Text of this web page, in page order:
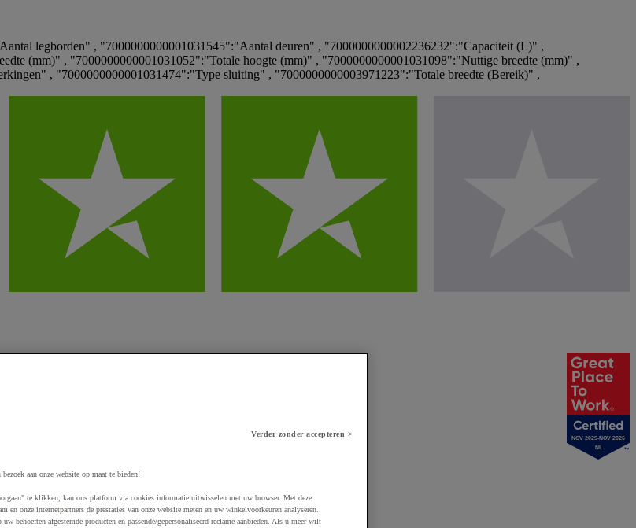
legborden" , "7000000000001031545":"Aantal deuren" , "7000000000002236232":"Capaciteit (L)" ,
(mm)" , "7000000000001031052":"Totale hoogte (mm)" , "7000000000001031098":"Nuttige breedte (mm)" ,
, "7000000000001031474":"Type sluiting" , "7000000000003971223":"Totale breedte (Bereik)" ,
NOV 2025-NOV 2026
NL
Verder zonder accepteren >
aan onze website op maat te bieden!
te klikken, kan ons platform via cookies informatie uitwisselen met uw browser. Met deze
en onze internetpartners de prestaties van onze website meten en uw winkelvoorkeuren analyseren.
behoeften afgestemde producten en passende/gepersonaliseerd reclame aanbieden. Als u meer wilt